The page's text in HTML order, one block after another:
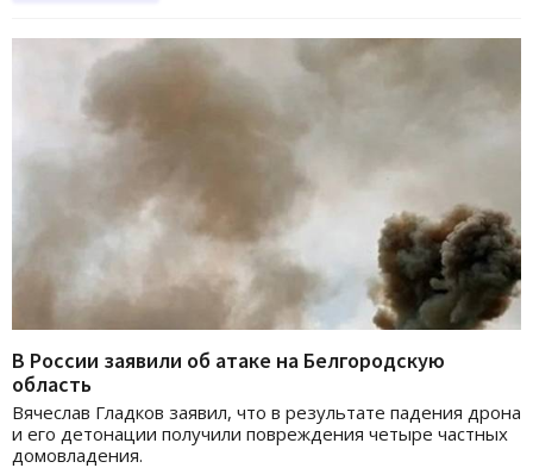
В России заявили об атаке на Белгородскую
область
Вячеслав Гладков заявил, что в результате падения дрона
и его детонации получили повреждения четыре частных
домовладения.